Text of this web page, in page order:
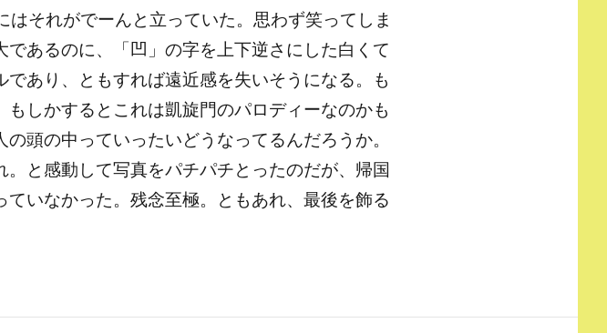
それがでーんと立っていた。思わず笑ってしま
あるのに、「凹」の字を上下逆さにした白くて
あり、ともすれば遠近感を失いそうになる。も
しかするとこれは凱旋門のパロディーなのかも
頭の中っていったいどうなってるんだろうか。
と感動して写真をパチパチとったのだが、帰国
いなかった。残念至極。ともあれ、最後を飾る